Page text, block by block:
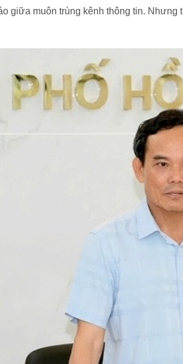
giữa muôn trùng kênh thông tin. Nhưng